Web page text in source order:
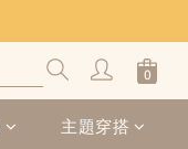
主題穿搭